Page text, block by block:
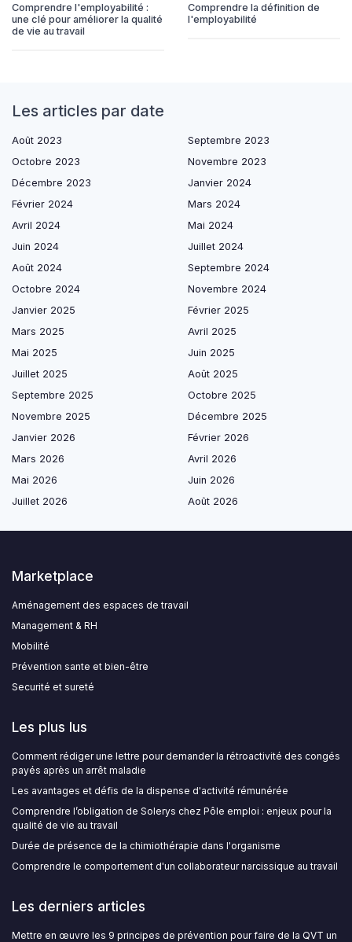
Comprendre l'employabilité :
une clé pour améliorer la qualité
de vie au travail
Comprendre la définition de
l'employabilité
Les articles par date
Août 2023
Septembre 2023
Octobre 2023
Novembre 2023
Décembre 2023
Janvier 2024
Février 2024
Mars 2024
Avril 2024
Mai 2024
Juin 2024
Juillet 2024
Août 2024
Septembre 2024
Octobre 2024
Novembre 2024
Janvier 2025
Février 2025
Mars 2025
Avril 2025
Mai 2025
Juin 2025
Juillet 2025
Août 2025
Septembre 2025
Octobre 2025
Novembre 2025
Décembre 2025
Janvier 2026
Février 2026
Mars 2026
Avril 2026
Mai 2026
Juin 2026
Juillet 2026
Août 2026
Marketplace
Aménagement des espaces de travail
Management & RH
Mobilité
Prévention sante et bien-être
Securité et sureté
Les plus lus
Comment rédiger une lettre pour demander la rétroactivité des congés
payés après un arrêt maladie
Les avantages et défis de la dispense d'activité rémunérée
Comprendre l’obligation de Solerys chez Pôle emploi : enjeux pour la
qualité de vie au travail
Durée de présence de la chimiothérapie dans l'organisme
Comprendre le comportement d'un collaborateur narcissique au travail
Les derniers articles
Mettre en œuvre les 9 principes de prévention pour faire de la QVT un